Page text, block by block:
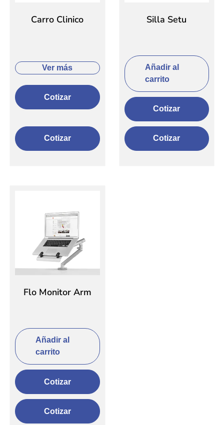
Carro Clinico
Ver más
Cotizar
Cotizar
Silla Setu
Añadir al
carrito
Cotizar
Cotizar
Flo Monitor Arm
Añadir al
carrito
Cotizar
Cotizar